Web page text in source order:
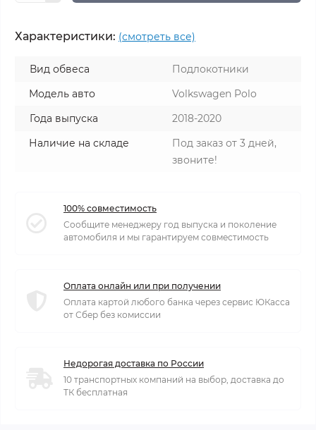
Характеристики: (смотреть все)
Вид обвеса
Подлокотники
Модель авто
Volkswagen Polo
Года выпуска
2018-2020
Наличие на складе
Под заказ от 3 дней,
звоните!
100% совместимость
Сообщите менеджеру год выпуска и поколение
автомобиля и мы гарантируем совместимость
Оплата онлайн или при получении
Оплата картой любого банка через сервис ЮКасса
от Сбер без комиссии
Недорогая доставка по России
10 транспортных компаний на выбор, доставка до
ТК бесплатная